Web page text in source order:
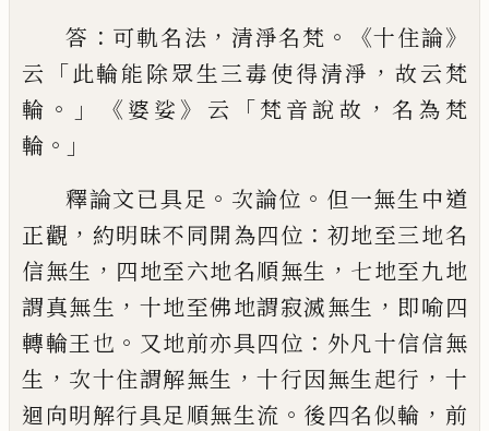
答 ： 可軌名法 ， 清淨名梵 。《十住論》
云 「此輪能除眾生三毒使得清淨 ， 故云梵
輪 。」《 婆娑 》 云 「梵音說故 ，名為梵
輪 。」
釋論文已具足 。 次論位 。 但一無生 中道
正觀 ， 約明昧不同開為四位 ： 初地至三地名
信無生 ， 四地至六地名順無生 ， 七地至九地
謂真無生 ， 十地至佛地謂寂滅無生 ， 即喻四
轉輪王也 。 又地前亦具四位 ： 外凡十信信無
生 ， 次十住謂解無生 ，十行因無生起行 ， 十
迴向明解行具足順無生流 。 後四名似輪 ， 前